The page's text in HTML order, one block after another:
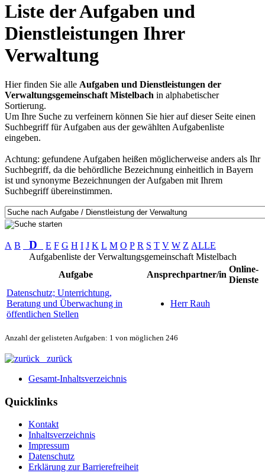
Liste der Aufgaben und
Dienstleistungen Ihrer
Verwaltung
Hier finden Sie alle Aufgaben und Dienstleistungen der
Verwaltungsgemeinschaft Mistelbach in alphabetischer
Sortierung.
Um Ihre Suche zu verfeinern können Sie hier auf dieser Seite einen
Suchbegriff für Aufgaben aus der gewählten Aufgabenliste
eingeben.
Achtung: gefundene Aufgaben heißen möglicherweise anders als Ihr
Suchbegriff, da die behördliche Bezeichnung einheitlich in Bayern
ist und synonyme Bezeichnungen der Aufgaben mit Ihrem
Suchbegriff übereinstimmen.
A B D E F G H I J K L M O P R S T V W Z ALLE
Aufgabenliste der Verwaltungsgemeinschaft Mistelbach
Aufgabe
Ansprechpartner/in
Online-
Dienste
Datenschutz; Unterrichtung,
Beratung und Überwachung in
öffentlichen Stellen
Herr Rauh
Anzahl der gelisteten Aufgaben: 1 von möglichen 246
zurück
Gesamt-Inhaltsverzeichnis
Quicklinks
Kontakt
Inhaltsverzeichnis
Impressum
Datenschutz
Erklärung zur Barrierefreiheit